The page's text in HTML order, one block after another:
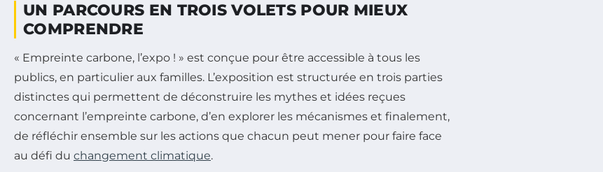
UN PARCOURS EN TROIS VOLETS POUR MIEUX
COMPRENDRE
« Empreinte carbone, l’expo ! » est conçue pour être accessible à tous les
publics, en particulier aux familles. L’exposition est structurée en trois parties
distinctes qui permettent de déconstruire les mythes et idées reçues
concernant l’empreinte carbone, d’en explorer les mécanismes et finalement,
de réfléchir ensemble sur les actions que chacun peut mener pour faire face
au défi du changement climatique.